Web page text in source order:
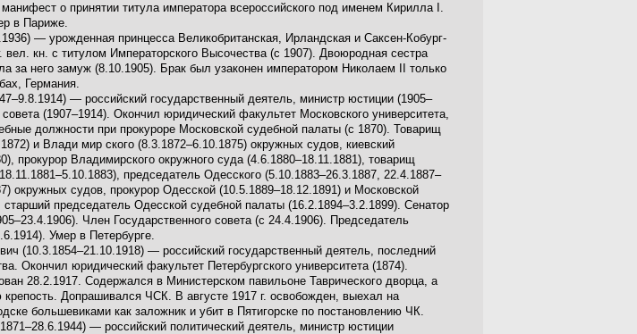
о принятии титула императора всероссийского под именем Кирилла I.
в Париже.
— урожденная принцесса Великобританская, Ирландская и Саксен-Кобург-
вел. кн. с титулом Императорского Высочества (с 1907). Двоюродная сестра
за него замуж (8.10.1905). Брак был узаконен императором Николаем II только
Германия.
— российский государственный деятель, министр юстиции (1905–
(1907–1914). Окончил юридический факультет Московского университета,
должности при прокуроре Московской судебной палаты (с 1870). Товарищ
и Влади мир ского (8.3.1872–6.10.1875) окружных судов, киевский
прокурор Владимирского окружного суда (4.6.1880–18.11.1881), товарищ
председатель Одесского (5.10.1883–26.3.1887, 22.4.1887–
окружных судов, прокурор Одесской (10.5.1889–18.12.1891) и Московской
председатель Одесской судебной палаты (16.2.1894–3.2.1899). Сенатор
Член Государственного совета (с 24.4.1906). Председатель
Умер в Петербурге.
(10.3.1854–21.10.1918) — российский государственный деятель, последний
Окончил юридический факультет Петербургского университета (1874).
28.2.1917. Содержался в Министерском павильоне Таврического дворца, а
Допрашивался ЧСК. В августе 1917 г. освобожден, выехал на
большевиками как заложник и убит в Пятигорске по постановлению ЧК.
— российский политический деятель, министр юстиции